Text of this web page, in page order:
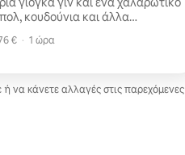
ένα ηχητικό τοπίο που ηρεμεί
ισορροπία.
€ · 1 ώρα
να κάνετε αλλαγές στις παρεχόμενες